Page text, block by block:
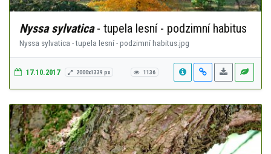
Nyssa sylvatica- tupela lesní - podzimní habitus
Nyssa sylvatica - tupela lesní - podzimní habitus.jpg
17.10.2017 2000x1339 px 1136